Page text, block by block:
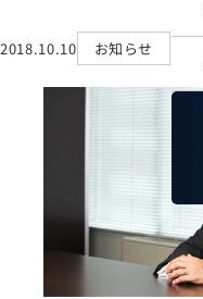
医療関係者の皆様へ
お問い合わせ
サステナビリティ
ASOURCE DATABASE
2018.10.10 お知らせ